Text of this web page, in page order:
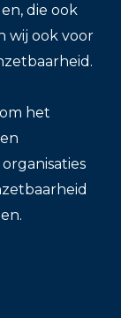
die ook
wij ook voor
het